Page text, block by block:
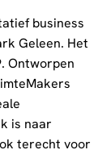
business
Geleen. Het
Ontworpen
is naar
terecht voor